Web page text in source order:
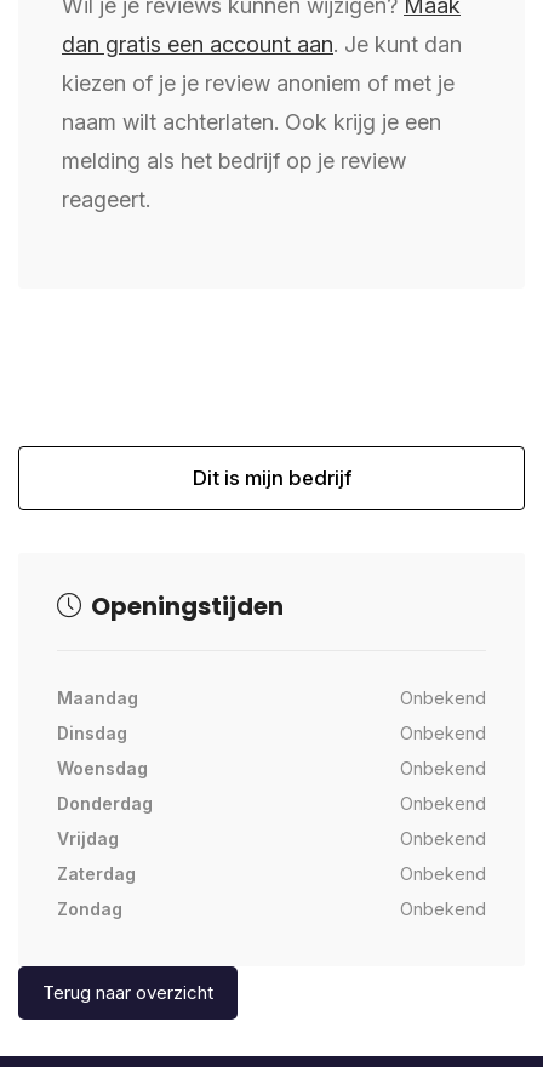
Wil je je reviews kunnen wijzigen? Maak
dan gratis een account aan. Je kunt dan
kiezen of je je review anoniem of met je
naam wilt achterlaten. Ook krijg je een
melding als het bedrijf op je review
reageert.
Dit is mijn bedrijf
Openingstijden
Maandag
Onbekend
Dinsdag
Onbekend
Woensdag
Onbekend
Donderdag
Onbekend
Vrijdag
Onbekend
Zaterdag
Onbekend
Zondag
Onbekend
Terug naar overzicht